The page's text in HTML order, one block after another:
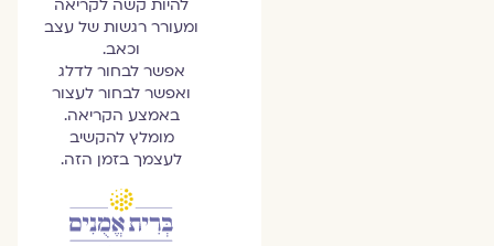
להיות קשה לקריאה
ומעורר רגשות של עצב
וכאב.
אפשר לבחור לדלג
ואפשר לבחור לעצור
באמצע הקריאה.
מומלץ להקשיב
לעצמך בזמן הזה.